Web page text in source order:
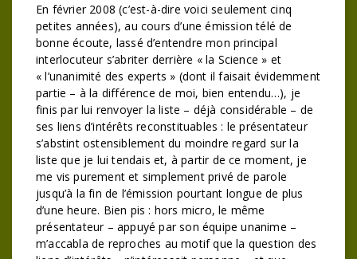
En février 2008 (c’est-à-dire voici seulement cinq
petites années), au cours d’une émission télé de
bonne écoute, lassé d’entendre mon principal
interlocuteur s’abriter derrière « la Science » et
« l’unanimité des experts » (dont il faisait évidemment
partie – à la différence de moi, bien entendu…), je
finis par lui renvoyer la liste – déjà considérable – de
ses liens d’intérêts reconstituables : le présentateur
s’abstint ostensiblement du moindre regard sur la
liste que je lui tendais et, à partir de ce moment, je
me vis purement et simplement privé de parole
jusqu’à la fin de l’émission pourtant longue de plus
d’une heure. Bien pis : hors micro, le même
présentateur – appuyé par son équipe unanime –
m’accabla de reproches au motif que la question des